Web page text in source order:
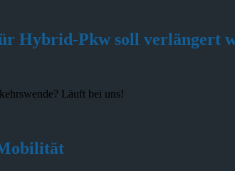
Hybrid-Pkw soll verlängert
Läuft bei uns!